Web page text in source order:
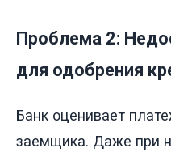
Проблема 2:
для одобрения
Банк оценивает
заемщика. Даже при